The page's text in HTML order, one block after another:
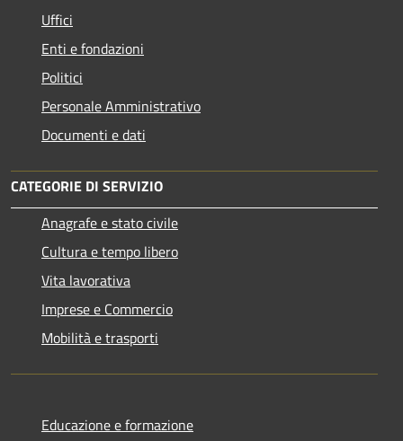
Uffici
Enti e fondazioni
Politici
Personale Amministrativo
Documenti e dati
CATEGORIE DI SERVIZIO
Anagrafe e stato civile
Cultura e tempo libero
Vita lavorativa
Imprese e Commercio
Mobilità e trasporti
Educazione e formazione